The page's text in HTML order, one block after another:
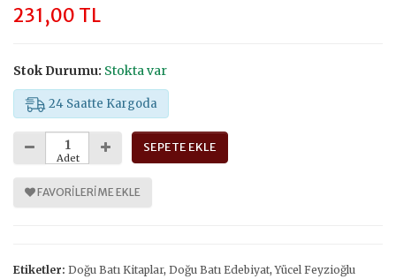
231,00 TL
Stok Durumu: Stokta var
24 Saatte Kargoda
Adet
SEPETE EKLE
FAVORILERIME EKLE
Etiketler: Doğu Batı Kitaplar, Doğu Batı Edebiyat,Yücel Feyzioğlu